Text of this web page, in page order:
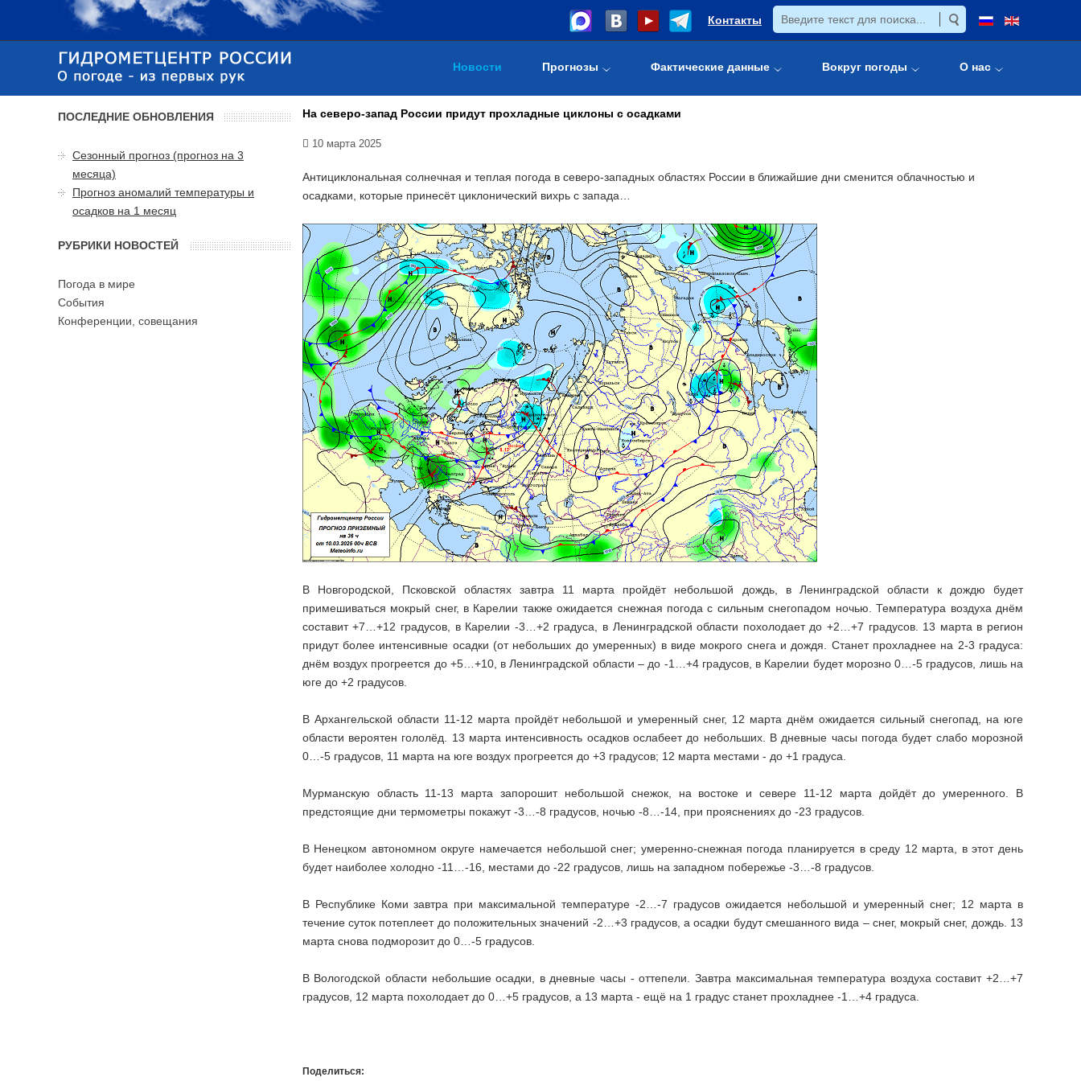
Контакты
Новости Прогнозы Фактические данные Вокруг погоды О нас
На северо-запад России придут прохладные циклоны с осадками
10 марта 2025
Антициклональная солнечная и теплая погода в северо-западных областях России в ближайшие дни сменится облачностью и
осадками, которые принесёт циклонический вихрь с запада…
В Новгородской, Псковской областях завтра 11 марта пройдёт небольшой дождь, в Ленинградской области к дождю будет
примешиваться мокрый снег, в Карелии также ожидается снежная погода с сильным снегопадом ночью. Температура воздуха днём
составит +7…+12 градусов, в Карелии -3…+2 градуса, в Ленинградской области похолодает до +2…+7 градусов. 13 марта в регион
придут более интенсивные осадки (от небольших до умеренных) в виде мокрого снега и дождя. Станет прохладнее на 2-3 градуса:
днём воздух прогреется до +5…+10, в Ленинградской области – до -1…+4 градусов, в Карелии будет морозно 0…-5 градусов, лишь на
юге до +2 градусов.
В Архангельской области 11-12 марта пройдёт небольшой и умеренный снег, 12 марта днём ожидается сильный снегопад, на юге
области вероятен гололёд. 13 марта интенсивность осадков ослабеет до небольших. В дневные часы погода будет слабо морозной
0…-5 градусов, 11 марта на юге воздух прогреется до +3 градусов; 12 марта местами - до +1 градуса.
Мурманскую область 11-13 марта запорошит небольшой снежок, на востоке и севере 11-12 марта дойдёт до умеренного. В
предстоящие дни термометры покажут -3…-8 градусов, ночью -8…-14, при прояснениях до -23 градусов.
В Ненецком автономном округе намечается небольшой снег; умеренно-снежная погода планируется в среду 12 марта, в этот день
будет наиболее холодно -11…-16, местами до -22 градусов, лишь на западном побережье -3…-8 градусов.
В Республике Коми завтра при максимальной температуре -2…-7 градусов ожидается небольшой и умеренный снег; 12 марта в
течение суток потеплеет до положительных значений -2…+3 градусов, а осадки будут смешанного вида – снег, мокрый снег, дождь. 13
марта снова подморозит до 0…-5 градусов.
В Вологодской области небольшие осадки, в дневные часы - оттепели. Завтра максимальная температура воздуха составит +2…+7
градусов, 12 марта похолодает до 0…+5 градусов, а 13 марта - ещё на 1 градус станет прохладнее -1…+4 градуса.
Поделиться:
ПОСЛЕДНИЕ ОБНОВЛЕНИЯ
Сезонный прогноз (прогноз на 3
месяца)
Прогноз аномалий температуры и
осадков на 1 месяц
РУБРИКИ НОВОСТЕЙ
Погода в мире
События
Конференции, совещания